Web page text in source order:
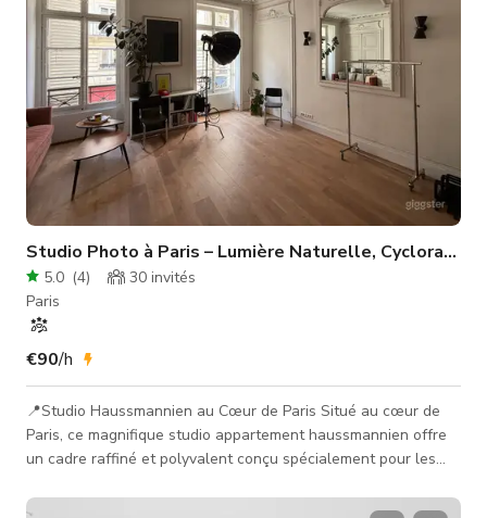
Studio Photo à Paris – Lumière Naturelle, Cyclorama & Production Complète
5.0 (4) 30 invités
Paris
€90/h
📍Studio Haussmannien au Cœur de Paris Situé au cœur de
Paris, ce magnifique studio appartement haussmannien offre
un cadre raffiné et polyvalent conçu spécialement pour les
plafonds de 3,40 m de hauteur, d'une architecture parisienne